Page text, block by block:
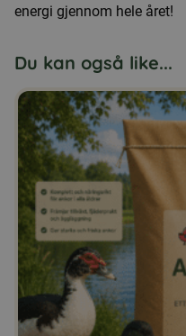
energi gjennom hele året!
Du kan også like...